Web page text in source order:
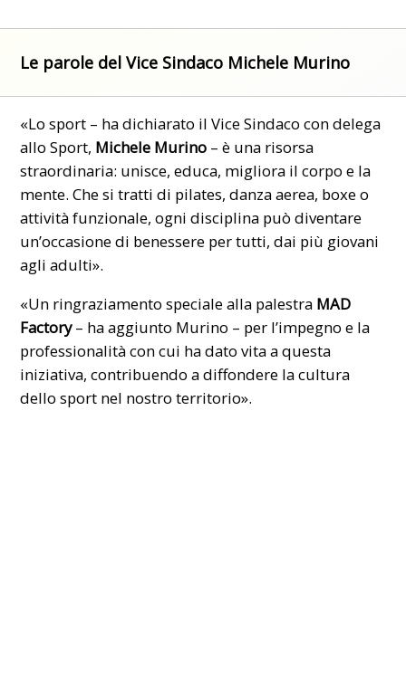
Le parole del Vice Sindaco Michele Murino
«Lo sport – ha dichiarato il Vice Sindaco con delega
allo Sport, Michele Murino – è una risorsa
straordinaria: unisce, educa, migliora il corpo e la
mente. Che si tratti di pilates, danza aerea, boxe o
attività funzionale, ogni disciplina può diventare
un’occasione di benessere per tutti, dai più giovani
agli adulti».
«Un ringraziamento speciale alla palestra MAD
Factory– ha aggiunto Murino – per l’impegno e la
professionalità con cui ha dato vita a questa
iniziativa, contribuendo a diffondere la cultura
dello sport nel nostro territorio».